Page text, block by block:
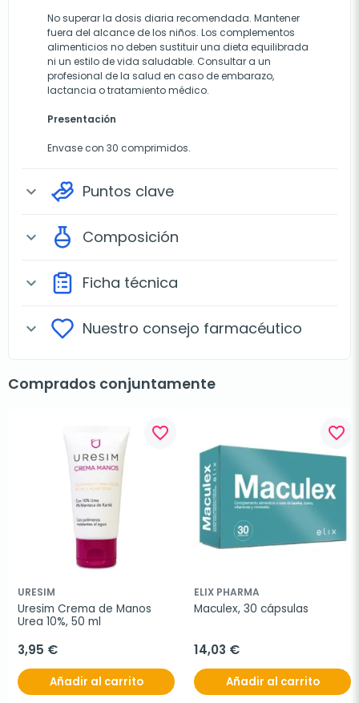
No superar la dosis diaria recomendada. Mantener
fuera del alcance de los niños. Los complementos
alimenticios no deben sustituir una dieta equilibrada
ni un estilo de vida saludable. Consultar a un
profesional de la salud en caso de embarazo,
lactancia o tratamiento médico.
Presentación
Envase con 30 comprimidos.
expand_more Puntos clave
expand_more Composición
expand_more Ficha técnica
expand_more Nuestro consejo farmacéutico
Comprados conjuntamente
favorite_border
URESIM
Uresim Crema de Manos
Urea 10%, 50 ml
3,95 €
Añadir al carrito
favorite_border
ELIX PHARMA
Maculex, 30 cápsulas
14,03 €
Añadir al carrito